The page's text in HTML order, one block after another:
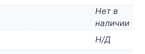
Нет в
наличии
Н/Д